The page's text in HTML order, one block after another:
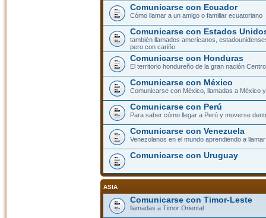
Comunicarse con Ecuador
Cómo llamar a un amigo o familiar ecuatoriano
Comunicarse con Estados
también llamados americanos,
pero con cariño
Comunicarse con Honduras
El territorio hondureño de la gran nación
Comunicarse con México
Comunicarse con México, llamadas a México
Comunicarse con Perú
Para saber cómo llegar a Perú y moverse
Comunicarse con Venezuela
Venezolanos en el mundo aprendiendo a
Comunicarse con Uruguay
ASIA
Comunicarse con Timor-Leste
llamadas a Timor Oriental